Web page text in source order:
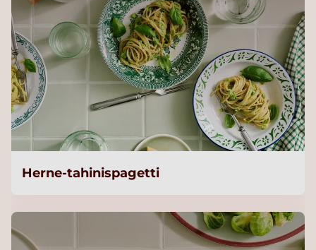
Herne-tahinispagetti